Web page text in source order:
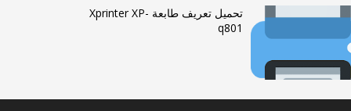
تحميل تعريف طابعة Xprinter XP-
q801